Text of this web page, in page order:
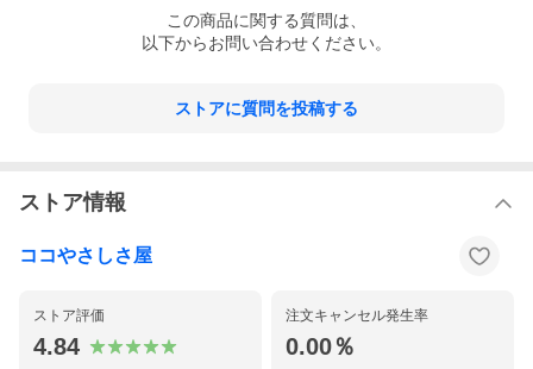
この商品に関する質問は、
以下からお問い合わせください。
ストアに質問を投稿する
ストア情報
ココやさしさ屋
ストア評価
4.84
注文キャンセル発生率
0.00％